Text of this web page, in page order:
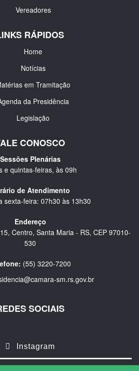
Vereadores
RÁPIDOS
Home
Notícias
em Tramitação
da Presidência
Legislação
CONOSCO
Sessões Plenárias
e quintas-feiras, às 09h
de Atendimento
sexta-feira: 07h30 às 13h30
Endereço
Centro, Santa Maria - RS, CEP 97010-
530
(55) 3220-7200
sm.rs.gov.br
SOCIAIS
Instagram